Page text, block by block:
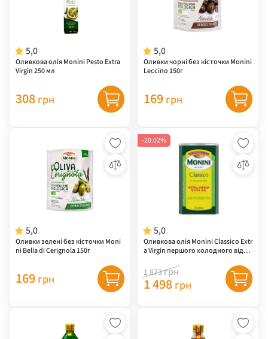
5,0
Оливкова олія Monini Pesto Extra
Virgin 250 мл
308 грн
5,0
Оливки чорні без кісточки Monini
Leccino 150г
169 грн
5,0
Оливки зелені без кісточки Moni
ni Belia di Cerignola 150г
169 грн
5,0
Оливкова олія Monini Classico Extr
a Virgin першого холодного відж
-20.02%
1 873грн
1 498 грн